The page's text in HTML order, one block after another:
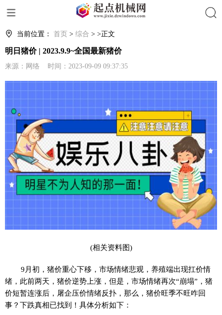
当前位置： 首页 > 综合 > >正文
明日猪价 | 2023.9.9~全国最新猪价
来源：网络 时间：2023-09-09 09:37:35
(相关资料图)
9月初，猪价重心下移，市场情绪悲观，养殖端出现扛价情
绪，此前两天，猪价逆势上涨，但是，市场情绪再次“崩塌”，猪
价短暂连涨后，屠企压价情绪反扑，那么，猪价旺季不旺咋回
事？下跌真相已找到！具体分析如下：